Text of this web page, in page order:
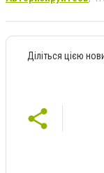
Діліться цією